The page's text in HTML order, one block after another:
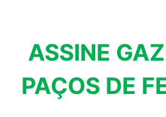
ASSINE
PAÇOS DE